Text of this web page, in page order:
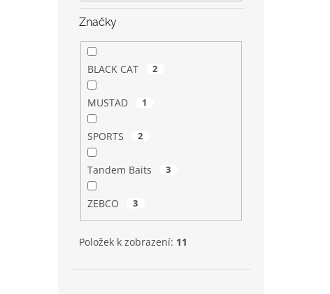
Značky
BLACK CAT 2
MUSTAD 1
SPORTS 2
Tandem Baits 3
ZEBCO 3
Položek k zobrazení: 11